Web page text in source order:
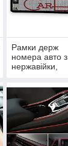
Рамки держ
номера авто з
нержавійки,
силіконові